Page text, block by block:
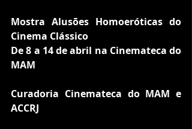
Mostra Alusões Homoeróticas do
Cinema Clássico
De 8 a 14 de abril na Cinemateca do
MAM
Curadoria Cinemateca do MAM e
ACCRJ